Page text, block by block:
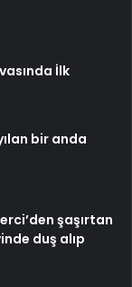
İlk
bir anda
şaşırtan
duş alıp